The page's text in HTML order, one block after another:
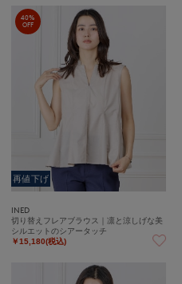
40%
OFF
再値下げ
INED
切り替えフレアブラウス｜凛と涼しげな美
シルエットのシアータッチ
￥15,180(税込)